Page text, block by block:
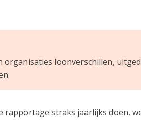
loonverschillen,
straks jaarlijks doen,